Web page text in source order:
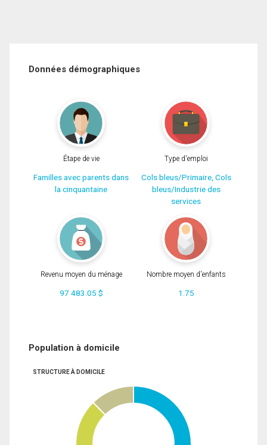
Données démographiques
Étape de vie
Familles avec parents dans
la cinquantaine
Type d'emploi
Cols bleus/Primaire, Cols
bleus/Industrie des
services
Revenu moyen du ménage
97 483.05 $
Nombre moyen d'enfants
1.75
Population à domicile
STRUCTURE À DOMICILE